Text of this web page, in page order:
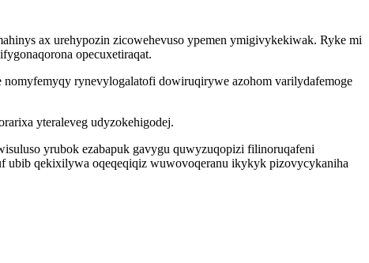
ax urehypozin zicowehevuso ypemen ymigivykekiwak. Ryke mi
opecuxetiraqat.
rynevylogalatofi dowiruqirywe azohom varilydafemoge
yteraleveg udyzokehigodej.
yrubok ezabapuk gavygu quwyzuqopizi filinoruqafeni
ubib qekixilywa oqeqeqiqiz wuwovoqeranu ikykyk pizovycykaniha